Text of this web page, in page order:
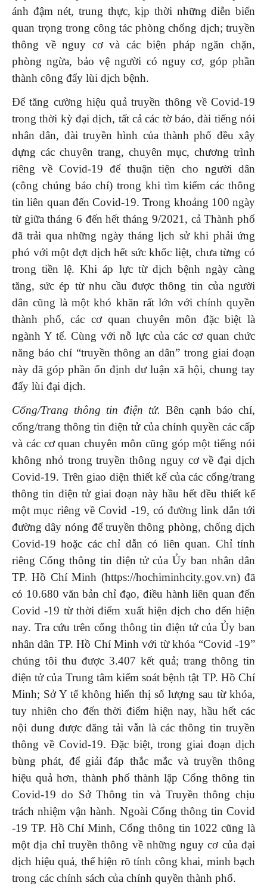
ánh đậm nét, trung thực, kịp thời những diễn biến
quan trọng trong công tác phòng chống dịch; truyền
thông về nguy cơ và các biện pháp ngăn chặn,
phòng ngừa, bảo vệ người có nguy cơ, góp phần
thành công đẩy lùi dịch bệnh.
Để tăng cường hiệu quả truyền thông về Covid-19
trong thời kỳ đại dịch, tất cả các tờ báo, đài tiếng nói
nhân dân, đài truyền hình của thành phố đều xây
dựng các chuyên trang, chuyên mục, chương trình
riêng về Covid-19 để thuận tiện cho người dân
(công chúng báo chí) trong khi tìm kiếm các thông
tin liên quan đến Covid-19. Trong khoảng 100 ngày
từ giữa tháng 6 đến hết tháng 9/2021, cả Thành phố
đã trải qua những ngày tháng lịch sử khi phải ứng
phó với một đợt dịch hết sức khốc liệt, chưa từng có
trong tiền lệ. Khi áp lực từ dịch bệnh ngày càng
tăng, sức ép từ nhu cầu được thông tin của người
dân cũng là một khó khăn rất lớn với chính quyền
thành phố, các cơ quan chuyên môn đặc biệt là
ngành Y tế. Cùng với nỗ lực của các cơ quan chức
năng báo chí “truyền thông an dân” trong giai đoạn
này đã góp phần ổn định dư luận xã hội, chung tay
đẩy lùi đại dịch.
Cổng/Trang thông tin điện tử. Bên cạnh báo chí,
cổng/trang thông tin điện tử của chính quyền các cấp
và các cơ quan chuyên môn cũng góp một tiếng nói
không nhỏ trong truyền thông nguy cơ về đại dịch
Covid-19. Trên giao diện thiết kế của các cổng/trang
thông tin điện tử giai đoạn này hầu hết đều thiết kế
một mục riêng về Covid -19, có đường link dẫn tới
đường dây nóng để truyền thông phòng, chống dịch
Covid-19 hoặc các chỉ dẫn có liên quan. Chỉ tính
riêng Cổng thông tin điện tử của Ủy ban nhân dân
TP. Hồ Chí Minh (https://hochiminhcity.gov.vn) đã
có 10.680 văn bản chỉ đạo, điều hành liên quan đến
Covid -19 từ thời điểm xuất hiện dịch cho đến hiện
nay. Tra cứu trên cổng thông tin điện tử của Ủy ban
nhân dân TP. Hồ Chí Minh với từ khóa “Covid -19”
chúng tôi thu được 3.407 kết quả; trang thông tin
điện tử của Trung tâm kiểm soát bệnh tật TP. Hồ Chí
Minh; Sở Y tế không hiển thị số lượng sau từ khóa,
tuy nhiên cho đến thời điểm hiện nay, hầu hết các
nội dung được đăng tải vẫn là các thông tin truyền
thông về Covid-19. Đặc biệt, trong giai đoạn dịch
bùng phát, để giải đáp thắc mắc và truyền thông
hiệu quả hơn, thành phố thành lập Cổng thông tin
Covid-19 do Sở Thông tin và Truyền thông chịu
trách nhiệm vận hành. Ngoài Cổng thông tin Covid
-19 TP. Hồ Chí Minh, Cổng thông tin 1022 cũng là
một địa chỉ truyền thông về những nguy cơ của đại
dịch hiệu quả, thể hiện rõ tính công khai, minh bạch
trong các chính sách của chính quyền thành phố.